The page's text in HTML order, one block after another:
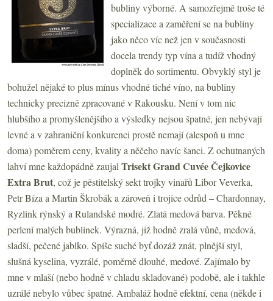
bubliny výborné. A samozřejmě troše té
specializace a zaměření se na bubliny
jako něco víc než jen v současnosti
docela trendy typ vína a tudíž vhodný
doplněk do sortimentu. Obvyklý styl je
bohužel nějaké to plus mínus vhodné tiché víno, na bubliny
technicky precizně zpracované v Rakousku. Není v tom nic
hlubšího a promyšlenějšího a výsledky nejsou špatné, jen nebývají
levné a v zahraniční konkurenci prostě nemají (alespoň u mne
doma) poměrem ceny, kvality a něčeho navíc šanci. Z ochutnaných
lahví mne každopádně zaujal Trisekt Grand Cuvée Čejkovice
Extra Brut, což je pěstitelský sekt trojky vinařů Libor Veverka,
Petr Bíza a Martin Škrobák a zároveň i trojice odrůd – Chardonnay,
Ryzlink rýnský a Rulandské modré. Zlatá medová barva. Pěkné
perlení malých bublinek. Výrazná, již hodně zralá vůně, medová,
sladší, pečené jablko. Spíše suché byť dozáž znát, plnější styl,
slušná kyselina, vyzrálé, poměrně dlouhé, medové. Zajímalo by
mne v mlaší (nebo hodně v chladu skladované) podobě, ale i takhle
uzrálé nebylo vůbec špatné. Ambaláž hodně efektní, cena (někde i